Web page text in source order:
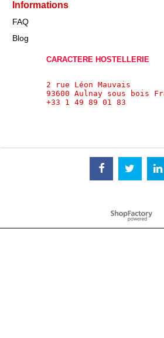
Informations
FAQ
Blog
CARACTERE HOSTELLERIE
2 rue Léon Mauvais
93600 Aulnay sous bois
+33 1 49 89 01 83
Boutique en ligne créés
avec le logiciel